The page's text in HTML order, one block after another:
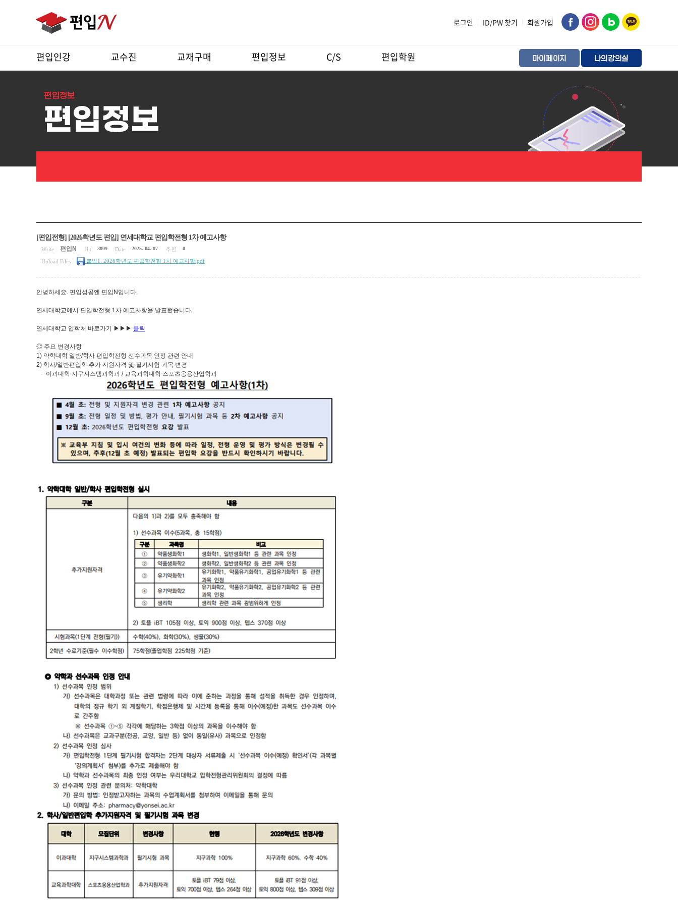
편입인강 교수진 교재구매 편입정보 C/S 편입학원
로그인 ID/PW 찾기 회원가입
[편입전형] [2026학년도 편입] 연세대학교 편입학전형 1차 예고사항
Write 편입N Hit 3009 Date 2025. 04. 07 추천 0
Upload Files 붙임1. 2026학년도 편입학전형 1차 예고사항.pdf
안녕하세요. 편입성공엔 편입N입니다.
연세대학교에서 편입학전형 1차 예고사항을 발표했습니다.
연세대학교 입학처 바로가기 ▶▶▶ 클릭
◎ 주요 변경사항
1) 약학대학 일반/학사 편입학전형 선수과목 인정 관련 안내
2) 학사/일반편입학 추가 지원자격 및 필기시험 과목 변경
- 이과대학 지구시스템과학과 / 교육과학대학 스포츠응용산업학과